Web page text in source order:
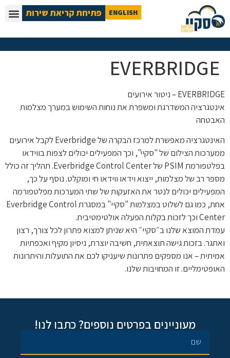
פתיחת קריאת שירות ENGLISH
EVERBRIDGE
EVERBRIDGE – ניטור אירועים
אינטגרציה המשדרגת ומשפרת את נוחות השימוש במערך מצלמות
האבטחה
האינטגרציה מאפשרת למרכז הבקרה של Everbridge לקבל אירועים
ממערכות הצילום של "סקיי", וכך המפעילים יכולים לצפות בווידאו
בפלטפורמת PSIM של Everbridge Control Center. תהליך זה כולל
מספר רב של מצלמות, ייצוא וידאו ווידאו חי ומוקלט. נוסף על כך,
המפעילים יכולים לנטר את האזעקות של שתי המערכות מפלטפורמה
אחת, כמו גם לשלוט במצלמות "סקיי" במסגרת Everbridge Control
Center וכך לזכות בקלות הפעלה אולטימטיבית.
עמדת המוצא שלנו ב״סקיי״ היא שניתן למצוא פתרון לכל צורך, רצון
ואתגר. בזכות גישה תוצאתית, חשיבה יוצרת, ניסיון מקיף ואכפתיות
אמיתית – אנו מספקים פתרונות שיעניקו לכם את התועלות והיתרונות
האופטימליים. זו המחויבות שלנו.
מעוניינים בפרטים נוספים? כתבו לנו!